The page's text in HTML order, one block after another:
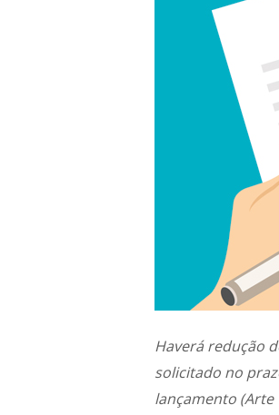
Haverá redução
solicitado no
lançamento (Arte